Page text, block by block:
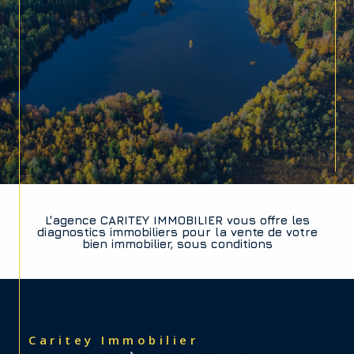
L'agence CARITEY IMMOBILIER vous offre les
diagnostics immobiliers pour la vente de votre
bien immobilier, sous conditions
Caritey Immobilier